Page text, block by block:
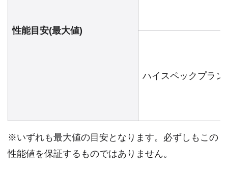
性能目安(最大値)
ハイスペックプラン
※いずれも最大値の目安となります。必ずしもこの
性能値を保証するものではありません。